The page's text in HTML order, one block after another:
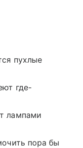
пухлые
где-
лампами
пора бы